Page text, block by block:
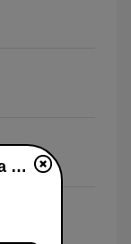
Cadena COPE Zaragoza en vivo